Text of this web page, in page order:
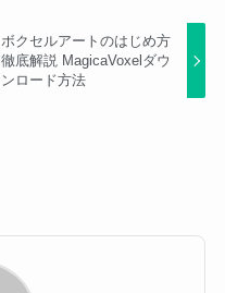
ボクセルアートのはじめ方
徹底解説 MagicaVoxelダウ
ンロード方法